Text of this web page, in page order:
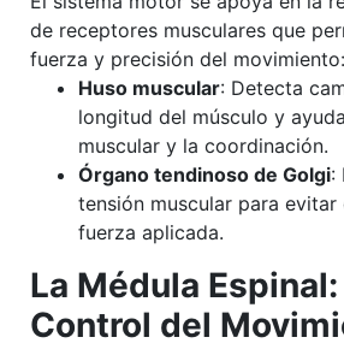
de receptores musculares que
fuerza y precisión del movimiento:
Huso muscular: Detecta
longitud del músculo y
muscular y la coordinación.
Órgano tendinoso de Golgi:
tensión muscular para
fuerza aplicada.
La Médula
Control del